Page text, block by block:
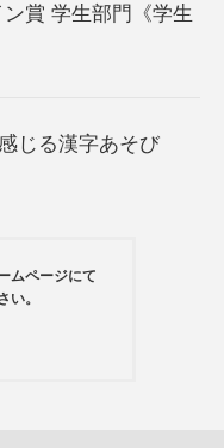
賞 学生部門《学生
じる漢字あそび
ムページにて
い。